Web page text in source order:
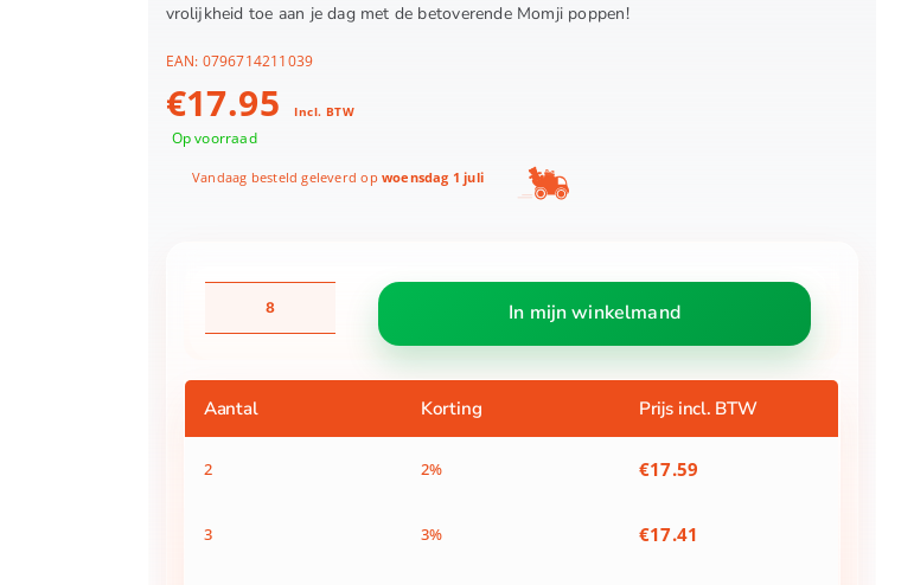
vrolijkheid toe aan je dag met de betoverende Momji poppen!
EAN: 0796714211039
€17.95 Incl. BTW
Op voorraad
Vandaag besteld geleverd op woensdag 1 juli
-
Out
This
Message
In mijn winkelmand
Aantal Korting Prijs incl. BTW
2 2% €17.59
3 3% €17.41